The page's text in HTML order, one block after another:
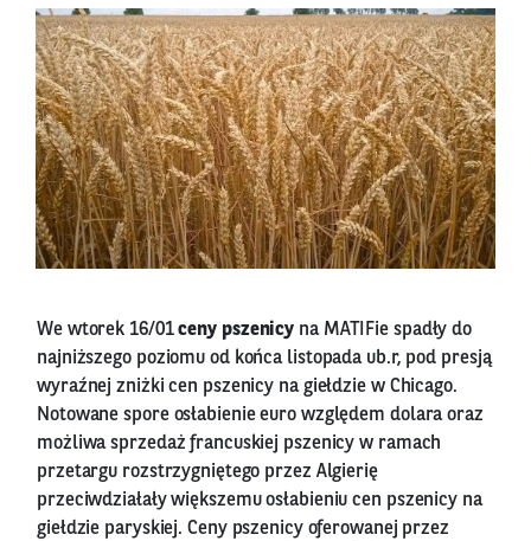
We wtorek 16/01ceny pszenicy na MATIFie spadły do
najniższego poziomu od końca listopada ub.r, pod presją
wyraźnej zniżki cen pszenicy na giełdzie w Chicago.
Notowane spore osłabienie euro względem dolara oraz
możliwa sprzedaż francuskiej pszenicy w ramach
przetargu rozstrzygniętego przez Algierię
przeciwdziałały większemu osłabieniu cen pszenicy na
giełdzie paryskiej. Ceny pszenicy oferowanej przez